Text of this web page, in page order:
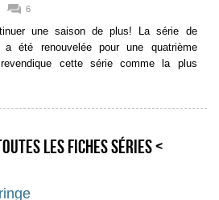
6
une saison de plus! La série de
a été renouvelée pour une quatrième
cette série comme la plus
les fiches séries <